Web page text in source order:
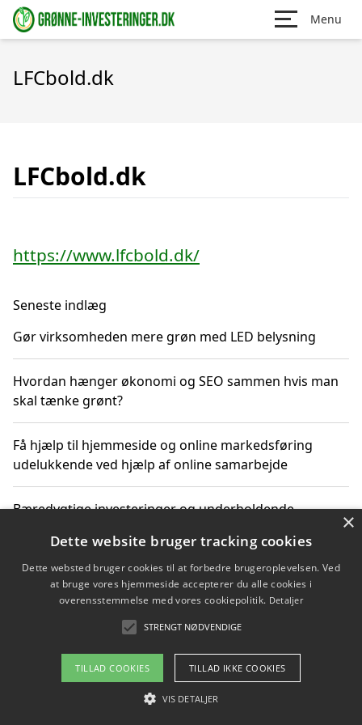
Menu
LFCbold.dk
LFCbold.dk
https://www.lfcbold.dk/
Seneste indlæg
Gør virksomheden mere grøn med LED belysning
Hvordan hænger økonomi og SEO sammen hvis man
skal tænke grønt?
Få hjælp til hjemmeside og online markedsføring
udelukkende ved hjælp af online samarbejde
Bæredygtige investeringer og underholdende
Sådan kan online møder for virksomheder fremme
grønne investeringer
Copyright 2026 - Pilanto Aps
Om / kontakt
×
Dette website bruger tracking cookies
Dette websted bruger cookies til at forbedre brugeroplevelsen. Ved
at bruge vores hjemmeside accepterer du alle cookies i
overensstemmelse med vores cookiepolitik. Detaljer
STRENGT NØDVENDIGE
TILLAD COOKIES TILLAD IKKE COOKIES
VIS DETALJER